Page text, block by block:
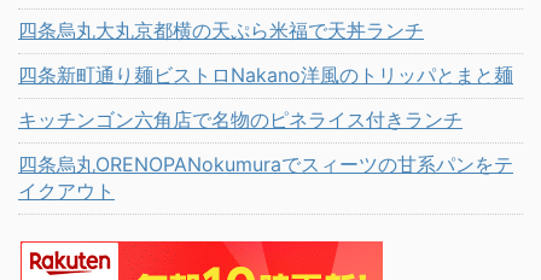
四条烏丸大丸京都横の天ぷら米福で天丼ランチ
四条新町通り麺ビストロNakano洋風のトリッパとまと麺
キッチンゴン六角店で名物のピネライス付きランチ
四条烏丸ORENOPANokumuraでスィーツの甘系パンをテ
イクアウト